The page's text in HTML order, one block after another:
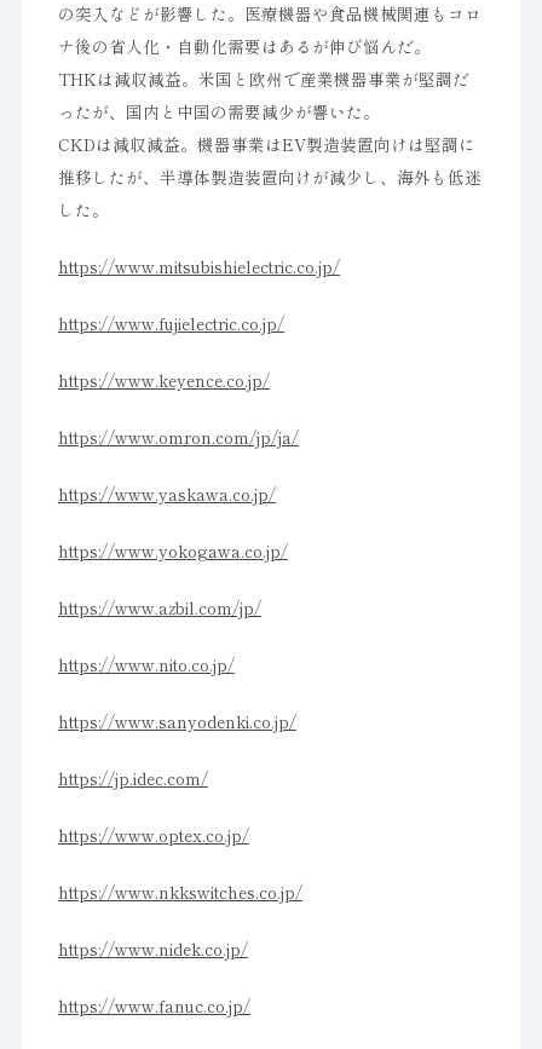
の突入などが影響した。医療機器や食品機械関連もコロ
ナ後の省人化・自動化需要はあるが伸び悩んだ。
THKは減収減益。米国と欧州で産業機器事業が堅調だ
ったが、国内と中国の需要減少が響いた。
CKDは減収減益。機器事業はEV製造装置向けは堅調に
推移したが、半導体製造装置向けが減少し、海外も低迷
した。
https://www.mitsubishielectric.co.jp/
https://www.fujielectric.co.jp/
https://www.keyence.co.jp/
https://www.omron.com/jp/ja/
https://www.yaskawa.co.jp/
https://www.yokogawa.co.jp/
https://www.azbil.com/jp/
https://www.nito.co.jp/
https://www.sanyodenki.co.jp/
https://jp.idec.com/
https://www.optex.co.jp/
https://www.nkkswitches.co.jp/
https://www.nidek.co.jp/
https://www.fanuc.co.jp/